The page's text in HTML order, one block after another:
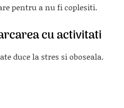
pentru a nu fi coplesiti.
cu activitati
duce la stres si oboseala.